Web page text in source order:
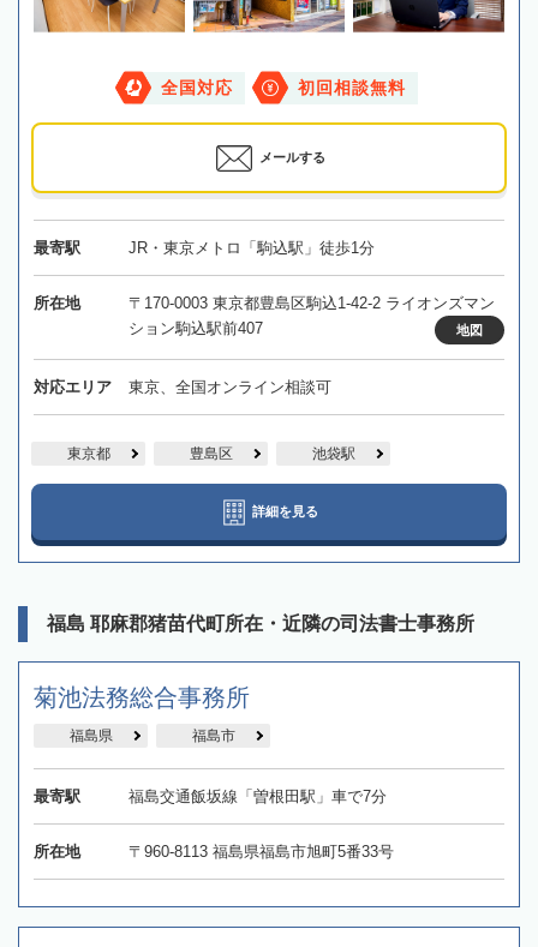
全国対応 初回相談無料
メールする
最寄駅 JR・東京メトロ「駒込駅」徒歩1分
所在地
〒170-0003 東京都豊島区駒込1-42-2 ライオンズマン
ション駒込駅前407
地図
対応エリア 東京、全国オンライン相談可
東京都 豊島区 池袋駅
詳細を見る
福島 耶麻郡猪苗代町所在・近隣の司法書士事務所
菊池法務総合事務所
福島県 福島市
最寄駅 福島交通飯坂線「曽根田駅」車で7分
所在地 〒960-8113 福島県福島市旭町5番33号